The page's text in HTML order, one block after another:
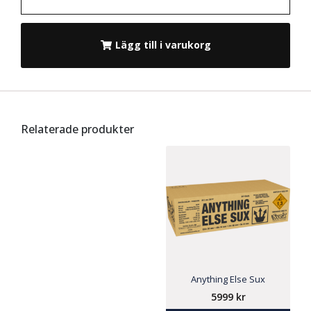
Lägg till i varukorg
Relaterade produkter
Anything Else Sux
5999 kr